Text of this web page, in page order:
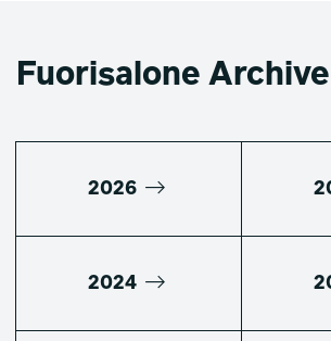
Fuorisalone Archive
2026
2024